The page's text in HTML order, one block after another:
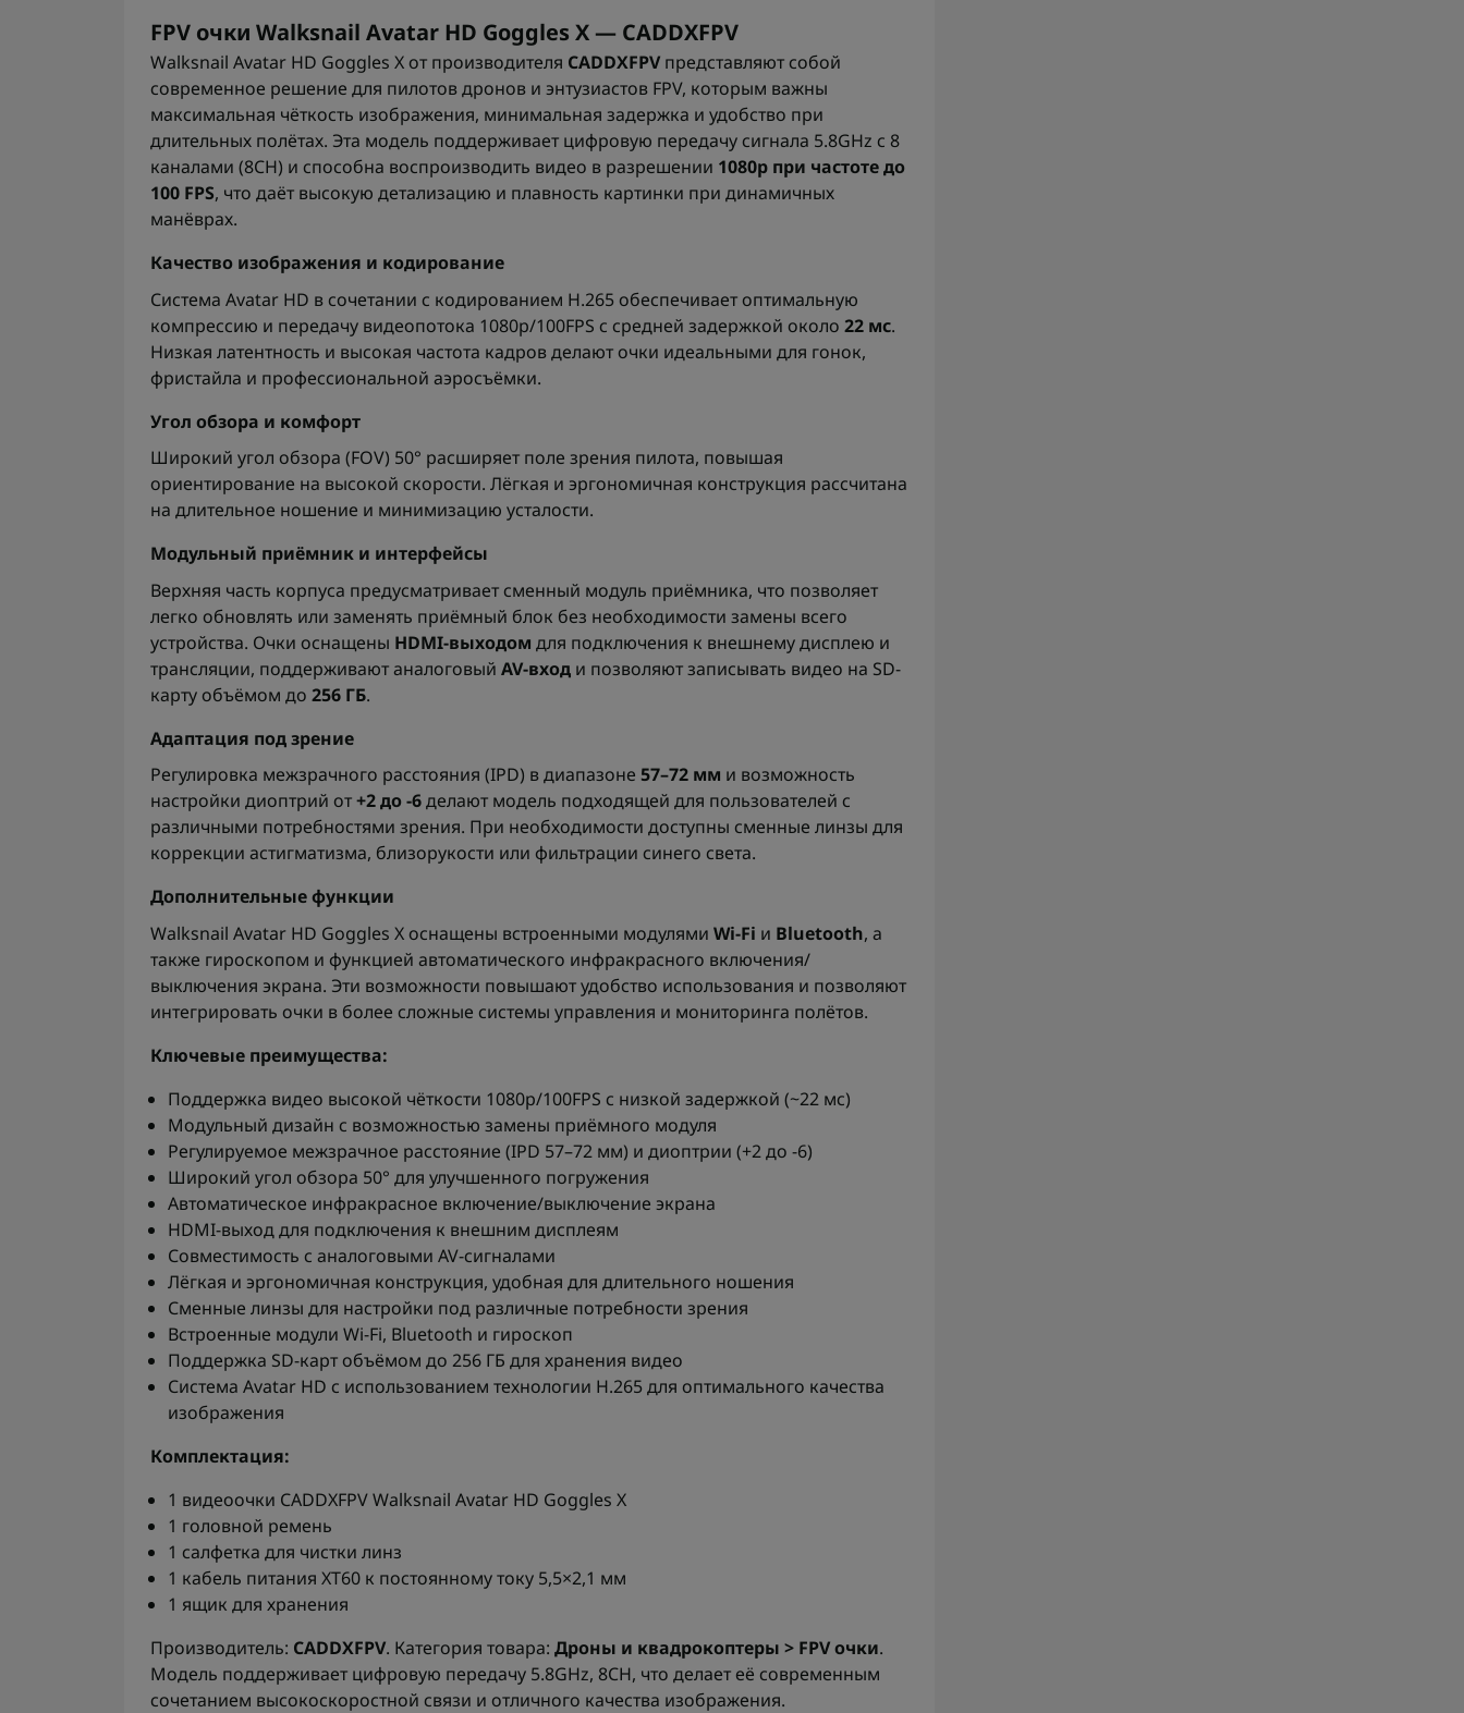
FPV очки Walksnail Avatar HD Goggles X — CADDXFPV
Walksnail Avatar HD Goggles X от производителя CADDXFPV представляют собой
современное решение для пилотов дронов и энтузиастов FPV, которым важны
максимальная чёткость изображения, минимальная задержка и удобство при
длительных полётах. Эта модель поддерживает цифровую передачу сигнала 5.8GHz с 8
каналами (8CH) и способна воспроизводить видео в разрешении 1080p при частоте до
100 FPS, что даёт высокую детализацию и плавность картинки при динамичных
манёврах.
Качество изображения и кодирование
Система Avatar HD в сочетании с кодированием H.265 обеспечивает оптимальную
компрессию и передачу видеопотока 1080p/100FPS с средней задержкой около 22 мс.
Низкая латентность и высокая частота кадров делают очки идеальными для гонок,
фристайла и профессиональной аэросъёмки.
Угол обзора и комфорт
Широкий угол обзора (FOV) 50° расширяет поле зрения пилота, повышая
ориентирование на высокой скорости. Лёгкая и эргономичная конструкция рассчитана
на длительное ношение и минимизацию усталости.
Модульный приёмник и интерфейсы
Верхняя часть корпуса предусматривает сменный модуль приёмника, что позволяет
легко обновлять или заменять приёмный блок без необходимости замены всего
устройства. Очки оснащены HDMI-выходом для подключения к внешнему дисплею и
трансляции, поддерживают аналоговый AV-вход и позволяют записывать видео на SD-
карту объёмом до 256 ГБ.
Адаптация под зрение
Регулировка межзрачного расстояния (IPD) в диапазоне 57–72 мм и возможность
настройки диоптрий от+2 до -6делают модель подходящей для пользователей с
различными потребностями зрения. При необходимости доступны сменные линзы для
коррекции астигматизма, близорукости или фильтрации синего света.
Дополнительные функции
Walksnail Avatar HD Goggles X оснащены встроенными модулями Wi-Fi и Bluetooth, а
также гироскопом и функцией автоматического инфракрасного включения/
выключения экрана. Эти возможности повышают удобство использования и позволяют
интегрировать очки в более сложные системы управления и мониторинга полётов.
Ключевые преимущества:
Поддержка видео высокой чёткости 1080p/100FPS с низкой задержкой (~22 мс)
Модульный дизайн с возможностью замены приёмного модуля
Регулируемое межзрачное расстояние (IPD 57–72 мм) и диоптрии (+2 до -6)
Широкий угол обзора 50° для улучшенного погружения
Автоматическое инфракрасное включение/выключение экрана
HDMI-выход для подключения к внешним дисплеям
Совместимость с аналоговыми AV-сигналами
Лёгкая и эргономичная конструкция, удобная для длительного ношения
Сменные линзы для настройки под различные потребности зрения
Встроенные модули Wi-Fi, Bluetooth и гироскоп
Поддержка SD-карт объёмом до 256 ГБ для хранения видео
Система Avatar HD с использованием технологии H.265 для оптимального качества
изображения
Комплектация:
1 видеоочки CADDXFPV Walksnail Avatar HD Goggles X
1 головной ремень
1 салфетка для чистки линз
1 кабель питания XT60 к постоянному току 5,5×2,1 мм
1 ящик для хранения
Производитель: CADDXFPV. Категория товара: Дроны и квадрокоптеры > FPV очки.
Модель поддерживает цифровую передачу 5.8GHz, 8CH, что делает её современным
сочетанием высокоскоростной связи и отличного качества изображения.